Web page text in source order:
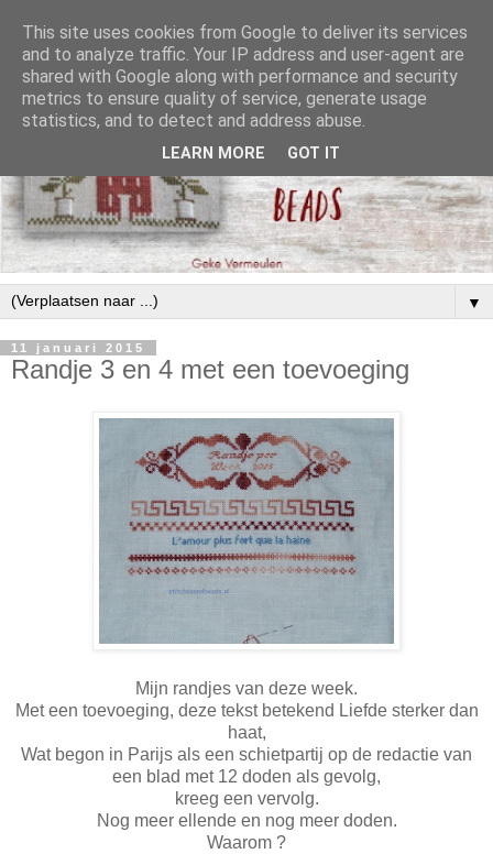
▼
11 januari 2015
Randje 3 en 4 met een toevoeging
Mijn randjes van deze week.
Met een toevoeging, deze tekst betekend Liefde sterker dan
haat,
Wat begon in Parijs als een schietpartij op de redactie van
een blad met 12 doden als gevolg,
kreeg een vervolg.
Nog meer ellende en nog meer doden.
Waarom ?
This site uses cookies from Google to deliver its services
and to analyze traffic. Your IP address and user-agent are
shared with Google along with performance and security
metrics to ensure quality of service, generate usage
statistics, and to detect and address abuse.
LEARN MORE GOT IT